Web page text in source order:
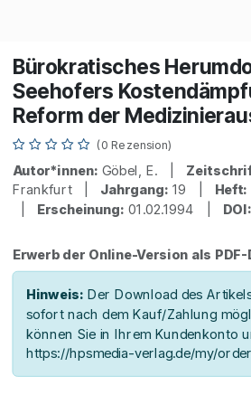
Bürokratisches
Seehofers
Reform der
(0 Rezension)
Autor*innen: Göbel, E. |
Frankfurt | Jahrgang: 19 | Heft:
Erscheinung: 01.02.1994 | DOI:
Erwerb der Online-Version als
Hinweis: Der Download des
sofort nach dem Kauf/Zahlung
können Sie in Ihrem Kundenkonto
https://hpsmedia-verlag.de/my/